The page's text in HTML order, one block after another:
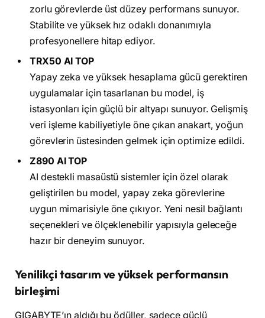
zorlu görevlerde üst düzey performans sunuyor.
Stabilite ve yüksek hız odaklı donanımıyla
profesyonellere hitap ediyor.
TRX50 AI TOP
Yapay zeka ve yüksek hesaplama gücü gerektiren
uygulamalar için tasarlanan bu model, iş
istasyonları için güçlü bir altyapı sunuyor. Gelişmiş
veri işleme kabiliyetiyle öne çıkan anakart, yoğun
görevlerin üstesinden gelmek için optimize edildi.
Z890 AI TOP
AI destekli masaüstü sistemler için özel olarak
geliştirilen bu model, yapay zeka görevlerine
uygun mimarisiyle öne çıkıyor. Yeni nesil bağlantı
seçenekleri ve ölçeklenebilir yapısıyla geleceğe
hazır bir deneyim sunuyor.
Yenilikçi tasarım ve yüksek performansın
birleşimi
GIGABYTE’ın aldığı bu ödüller, sadece güçlü